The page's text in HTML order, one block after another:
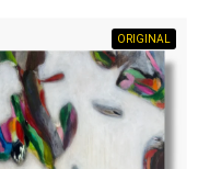
ORIGINAL